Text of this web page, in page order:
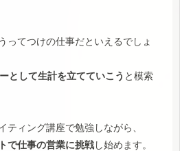
ってつけの仕事だといえるでしょ
として生計を立てていこう と模索
ティング講座で勉強しながら、
で仕事の営業に挑戦し始めます。